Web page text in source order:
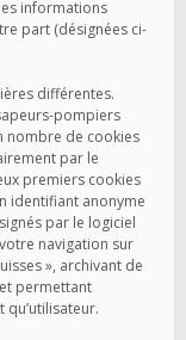
informations
part (désignées ci-
différentes.
pompiers
nombre de cookies
par le
premiers cookies
identifiant anonyme
par le logiciel
navigation sur
», archivant de
permettant